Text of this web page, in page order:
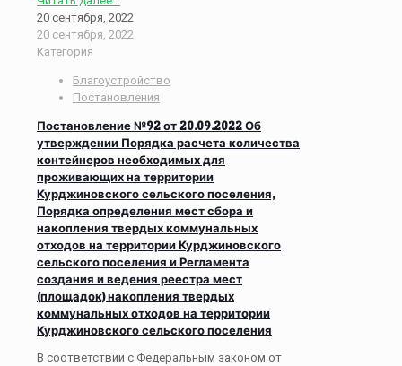
20 сентября, 2022
20 сентября, 2022
Категория
Благоустройство
Постановления
Постановление №92 от 20.09.2022 Об
утверждении Порядка расчета количества
контейнеров необходимых для
проживающих на территории
Курджиновского сельского поселения,
Порядка определения мест сбора и
накопления твердых коммунальных
отходов на территории Курджиновского
сельского поселения и Регламента
создания и ведения реестра мест
(площадок) накопления твердых
коммунальных отходов на территории
Курджиновского сельского поселения
В соответствии с Федеральным законом от